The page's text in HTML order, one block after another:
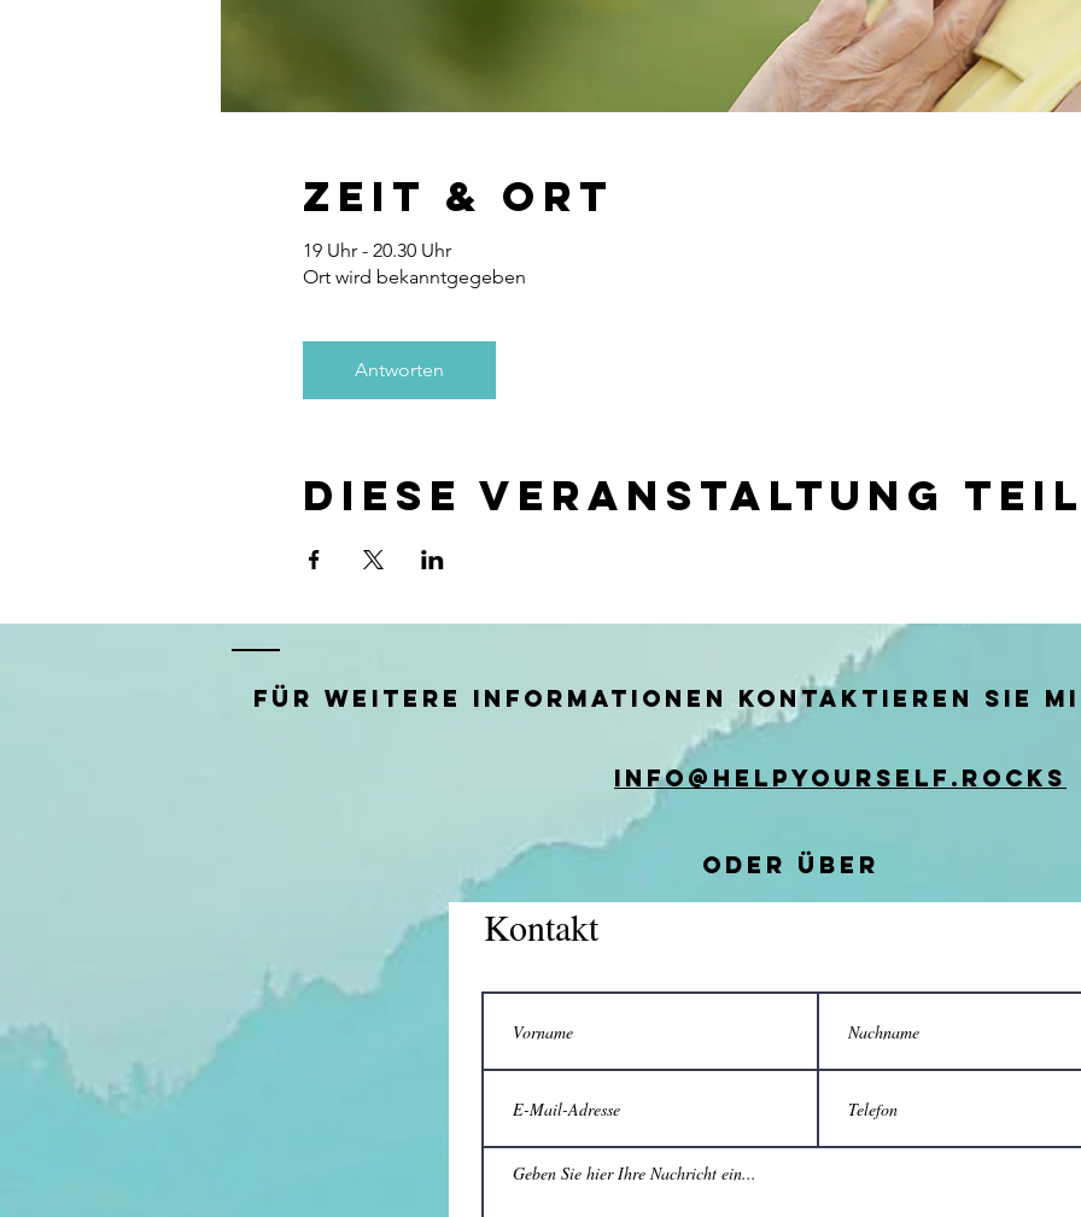
Zeit & Ort
19 Uhr - 20.30 Uhr
Ort wird bekanntgegeben
Antworten
Diese Veranstaltung
Für weitere Informationen kontaktieren Sie
info@helpyourself.rocks
oder über
Kontakt